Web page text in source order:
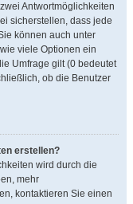
Antwortmöglichkeiten
sicherstellen, dass jede
können auch unter
viele Optionen ein
Umfrage gilt (0 bedeutet
ob die Benutzer
erstellen?
wird durch die
mehr
kontaktieren Sie einen